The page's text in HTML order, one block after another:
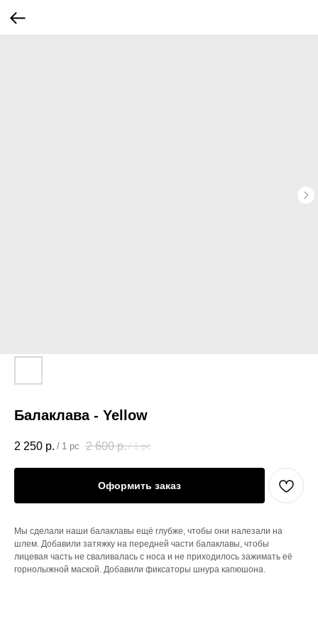
Балаклава - Yellow
2 250 р. / 1 pc 2 600 р. / 1 pc
Оформить заказ
Мы сделали наши балаклавы ещё глубже, чтобы они налезали на
шлем. Добавили затяжку на передней части балаклавы, чтобы
лицевая часть не сваливалась с носа и не приходилось зажимать её
горнолыжной маской. Добавили фиксаторы шнура капюшона.